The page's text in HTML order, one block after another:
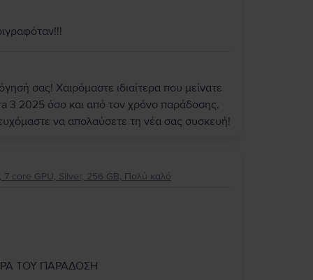
σας! Χαιρόμαστε ιδιαίτερα που μείνατε
3 2025 όσο και από τον χρόνο παράδοσης.
να απολαύσετε τη νέα σας συσκευή!
core GPU, Silver, 256 GB, Πολύ καλό
ΤΟΥ ΠΑΡΑΔΟΣΗ